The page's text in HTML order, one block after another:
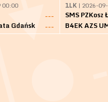
00:00
---
Gdańsk
---
1LK | 2026-
SMS PZKosz
B4EK AZS